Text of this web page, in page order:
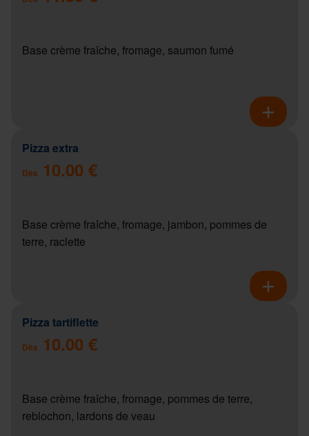
Base crème fraîche, fromage, saumon fumé
Pizza extra
Dès 10.00 €
Base crème fraîche, fromage, jambon, pommes de
terre, raclette
Pizza tartiflette
Dès 10.00 €
Base crème fraîche, fromage, pommes de terre,
reblochon, lardons de veau